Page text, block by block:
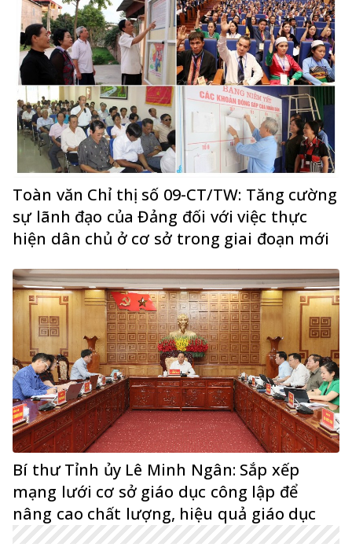
Toàn văn Chỉ thị số 09-CT/TW: Tăng cường
sự lãnh đạo của Đảng đối với việc thực
hiện dân chủ ở cơ sở trong giai đoạn mới
Bí thư Tỉnh ủy Lê Minh Ngân: Sắp xếp
mạng lưới cơ sở giáo dục công lập để
nâng cao chất lượng, hiệu quả giáo dục